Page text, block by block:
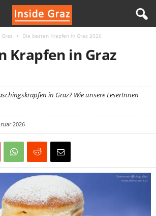
Die besten Krapfen in Graz 2026
Krapfen in Graz
in Graz? Wie unsere LeserInnen
2026